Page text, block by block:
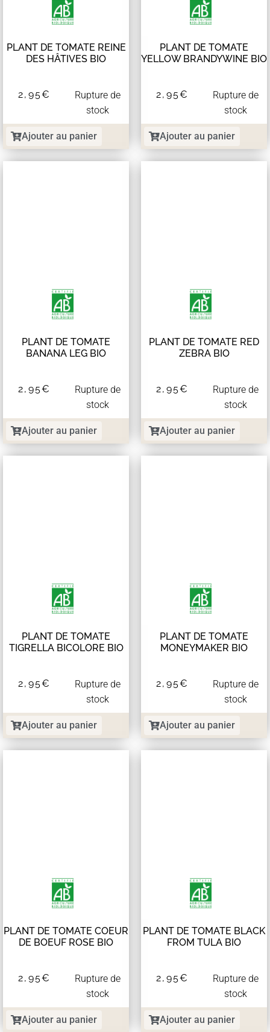
PLANT DE TOMATE REINE
DES HÂTIVES BIO
2,95€
Rupture de
stock
Ajouter au panier
PLANT DE TOMATE
YELLOW BRANDYWINE BIO
2,95€
Rupture de
stock
Ajouter au panier
PLANT DE TOMATE
BANANA LEG BIO
2,95€
Rupture de
stock
Ajouter au panier
PLANT DE TOMATE RED
ZEBRA BIO
2,95€
Rupture de
stock
Ajouter au panier
PLANT DE TOMATE
TIGRELLA BICOLORE BIO
2,95€
Rupture de
stock
Ajouter au panier
PLANT DE TOMATE
MONEYMAKER BIO
2,95€
Rupture de
stock
Ajouter au panier
PLANT DE TOMATE COEUR
DE BOEUF ROSE BIO
2,95€
Rupture de
stock
Ajouter au panier
PLANT DE TOMATE BLACK
FROM TULA BIO
2,95€
Rupture de
stock
Ajouter au panier